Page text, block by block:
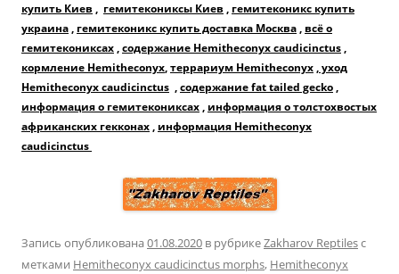
купить Киев , гемитекониксы Киев , гемитеконикс купить
украина, гемитеконикс купить доставка Москва, всё о
гемитекониксах,содержание Hemitheconyx caudicinctus,
кормление Hemitheconyx,террариум Hemitheconyx,уход
Hemitheconyx caudicinctus ,содержание fat tailed gecko,
информация о гемитекониксах, информация о толстохвостых
африканских гекконах, информация Hemitheconyx
caudicinctus
Запись опубликована01.08.2020 в рубрикеZakharov Reptilesс
метками Hemitheconyx caudicinctus morphs, Hemitheconyx